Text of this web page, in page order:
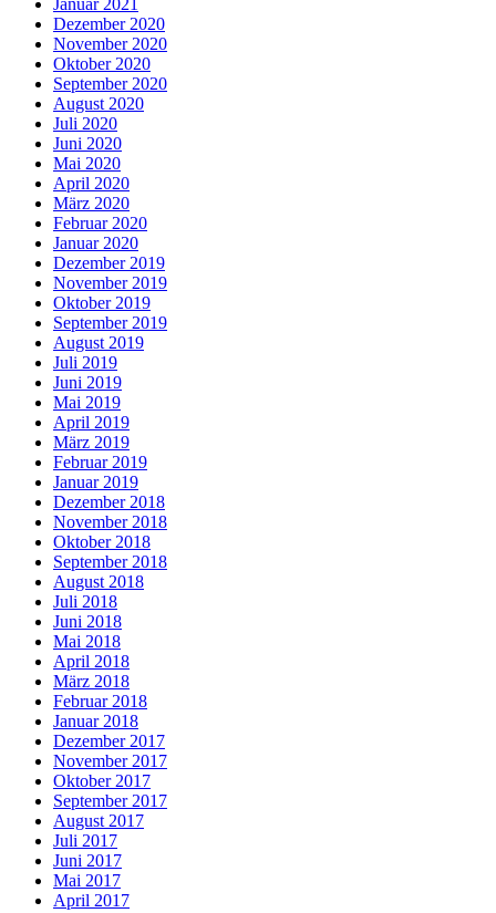
Dezember 2020
November 2020
Oktober 2020
September 2020
August 2020
Juli 2020
Juni 2020
Mai 2020
April 2020
März 2020
Februar 2020
Januar 2020
Dezember 2019
November 2019
Oktober 2019
September 2019
August 2019
Juli 2019
Juni 2019
Mai 2019
April 2019
März 2019
Februar 2019
Januar 2019
Dezember 2018
November 2018
Oktober 2018
September 2018
August 2018
Juli 2018
Juni 2018
Mai 2018
April 2018
März 2018
Februar 2018
Januar 2018
Dezember 2017
November 2017
Oktober 2017
September 2017
August 2017
Juli 2017
Juni 2017
Mai 2017
April 2017